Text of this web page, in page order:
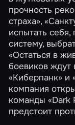
прочность
страха»,
испытать
систему,
«Остаться в
боевиков ждут
«Киберпанк» и
компания
команды«Dark
предстоит